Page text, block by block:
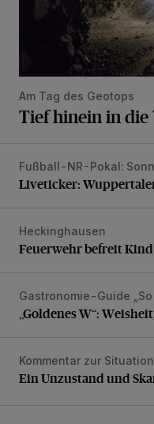
Am Tag des Geotops
Tief hinein in
Liveticker: Wuppertaler
Fußball-NR-Pokal:
Liveticker: Wuppertaler
Feuerwehr befreit Kind
Heckinghausen
Feuerwehr befreit
„Goldenes W“:
Gastronomie-Guide
„Goldenes W“:
Ein Unzustand und
Kommentar zur
Ein Unzustand und